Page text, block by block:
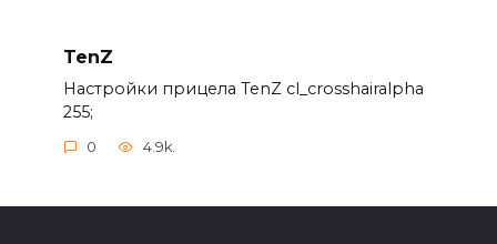
TenZ
Настройки прицела TenZ cl_crosshairalpha
255;
0 4.9k.